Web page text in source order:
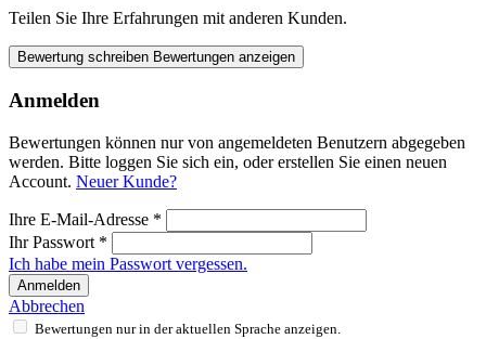
Teilen Sie Ihre Erfahrungen mit anderen Kunden.
Bewertung schreiben Bewertungen anzeigen
Anmelden
Bewertungen können nur von angemeldeten Benutzern abgegeben
werden. Bitte loggen Sie sich ein, oder erstellen Sie einen neuen
Account. Neuer Kunde?
Ihre E-Mail-Adresse *
Ihr Passwort *
Ich habe mein Passwort vergessen.
Anmelden
Abbrechen
Bewertungen nur in der aktuellen Sprache anzeigen.